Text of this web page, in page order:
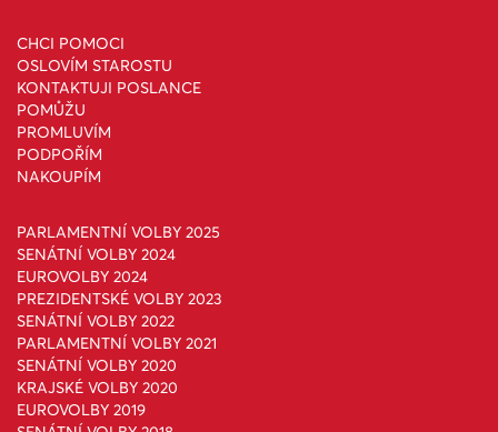
CHCI POMOCI
OSLOVÍM STAROSTU
KONTAKTUJI POSLANCE
POMŮŽU
PROMLUVÍM
PODPOŘÍM
NAKOUPÍM
PARLAMENTNÍ VOLBY 2025
SENÁTNÍ VOLBY 2024
EUROVOLBY 2024
PREZIDENTSKÉ VOLBY 2023
SENÁTNÍ VOLBY 2022
PARLAMENTNÍ VOLBY 2021
SENÁTNÍ VOLBY 2020
KRAJSKÉ VOLBY 2020
EUROVOLBY 2019